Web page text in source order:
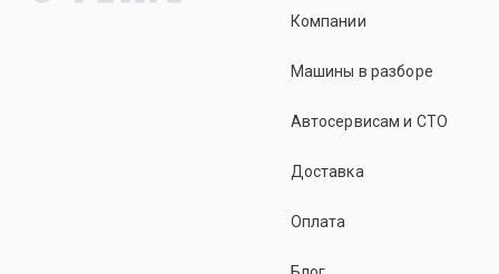
Компании
Машины в разборе
Автосервисам и СТО
Доставка
Оплата